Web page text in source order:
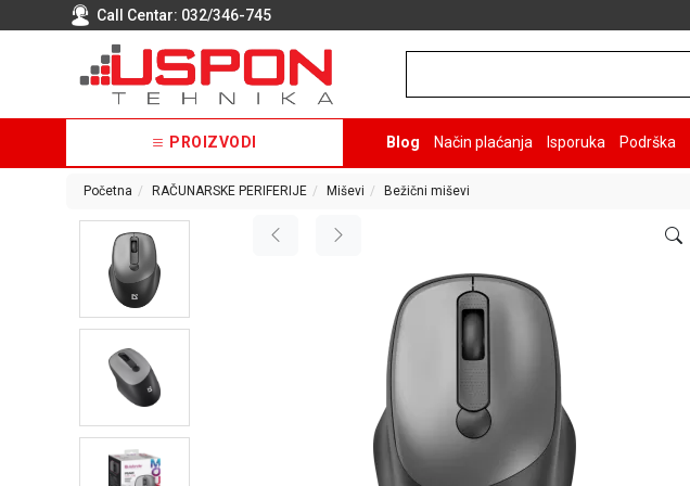
Call Centar: 032/346-745
PROIZVODI Blog Način plaćanja Isporuka Podrška
Početna RAČUNARSKE PERIFERIJE Miševi Bežični miševi